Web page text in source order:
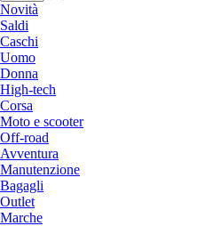
Novità
Saldi
Caschi
Uomo
Donna
High-tech
Corsa
Moto e scooter
Off-road
Avventura
Manutenzione
Bagagli
Outlet
Marche